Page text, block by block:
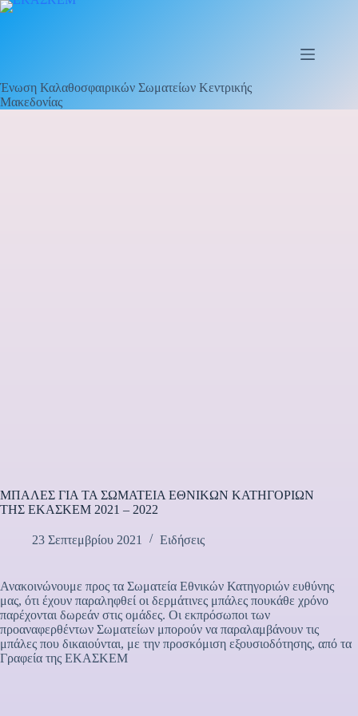
Ένωση Καλαθοσφαιρικών Σωματείων Κεντρικής
Μακεδονίας
ΜΠΑΛΕΣ ΓΙΑ ΤΑ ΣΩΜΑΤΕΙΑ ΕΘΝΙΚΩΝ ΚΑΤΗΓΟΡΙΩΝ
ΤΗΣ ΕΚΑΣΚΕΜ 2021 – 2022
23 Σεπτεμβρίου 2021 Ειδήσεις
Ανακοινώνουμε προς τα Σωματεία Εθνικών Κατηγοριών ευθύνης
μας, ότι έχουν παραληφθεί οι δερμάτινες μπάλες πουκάθε χρόνο
παρέχονται δωρεάν στις ομάδες. Οι εκπρόσωποι των
προαναφερθέντων Σωματείων μπορούν να παραλαμβάνουν τις
μπάλες που δικαιούνται, με την προσκόμιση εξουσιοδότησης, από τα
Γραφεία της ΕΚΑΣΚΕΜ